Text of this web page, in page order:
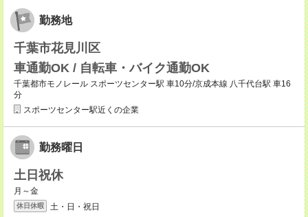
勤務地
千葉市花見川区
車通勤OK / 自転車・バイク通勤OK
千葉都市モノレール スポーツセンター駅 車10分/京成本線 八千代台駅 車16
分
スポーツセンター駅近くの企業
勤務曜日
土日祝休
月～金
休日休暇 土・日・祝日